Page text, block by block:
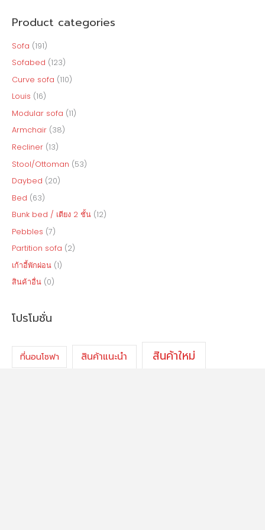
rProduct categories
Sofa (191)
Sofabed (123)
Curve sofa (110)
Louis (16)
Modular sofa (11)
Armchair (38)
Recliner (13)
Stool/Ottoman (53)
Daybed (20)
Bed (63)
Bunk bed / เตียง 2 ชั้น (12)
Pebbles (7)
Partition sofa (2)
เก้าอี้พักผ่อน (1)
สินค้าอื่น (0)
โปรโมชั่น
ที่นอนโซฟา สินค้าแนะนำ สินค้าใหม่